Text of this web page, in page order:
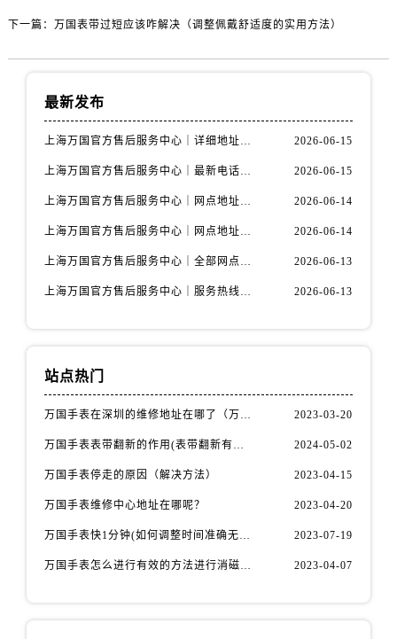
下一篇： 万国表带过短应该咋解决（调整佩戴舒适度的实用方法）
最新发布
2026-06-15
2026-06-15
2026-06-14
2026-06-14
2026-06-13
2026-06-13
站点热门
2023-03-20
2024-05-02
万国手表停走的原因（解决方法） 2023-04-15
万国手表维修中心地址在哪呢？ 2023-04-20
2023-07-19
2023-04-07